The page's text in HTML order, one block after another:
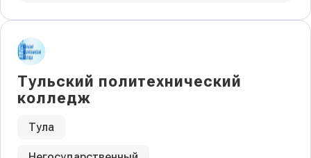
Тульский политехнический
колледж
Тула